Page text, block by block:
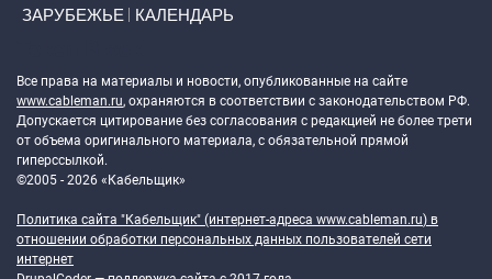
ЗАРУБЕЖЬЕ КАЛЕНДАРЬ
Все права на материалы и новости, опубликованные на сайте
www.cableman.ru, охраняются в соответствии с законодательством РФ.
Допускается цитирование без согласования с редакцией не более трети
от объема оригинального материала, с обязательной прямой
гиперссылкой.
©2005 - 2026 «Кабельщик»
Политика сайта "Кабельщик" (интернет-адреса www.cableman.ru) в
отношении обработки персональных данных пользователей сети
интернет